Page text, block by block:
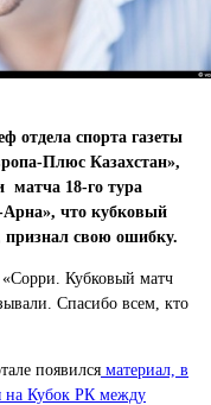
отдела спорта газеты
Плюс Казахстан»,
матча 18-го тура
Арна», что кубковый
свою ошибку.
«Сорри. Кубковый матч
Спасибо всем, кто
появился материал, в
на Кубок РК между